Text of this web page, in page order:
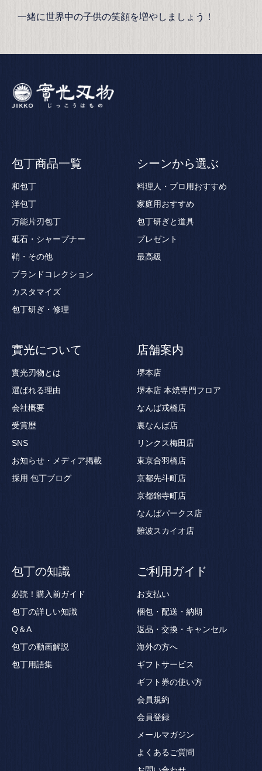
一緒に世界中の子供の笑顔を増やしましょう！
包丁商品一覧
和包丁
洋包丁
万能片刃包丁
砥石・シャープナー
鞘・その他
ブランドコレクション
カスタマイズ
包丁研ぎ・修理
シーンから選ぶ
料理人・プロ用おすすめ
家庭用おすすめ
包丁研ぎと道具
プレゼント
最高級
實光について
實光刃物とは
選ばれる理由
会社概要
受賞歴
SNS
お知らせ・メディア掲載
採用 包丁ブログ
店舗案内
堺本店
堺本店 本焼専門フロア
なんば戎橋店
裏なんば店
リンクス梅田店
東京合羽橋店
京都先斗町店
京都錦寺町店
なんばパークス店
難波スカイオ店
包丁の知識
必読！購入前ガイド
包丁の詳しい知識
Q＆A
包丁の動画解説
包丁用語集
ご利用ガイド
お支払い
梱包・配送・納期
返品・交換・キャンセル
海外の方へ
ギフトサービス
ギフト券の使い方
会員規約
会員登録
メールマガジン
よくあるご質問